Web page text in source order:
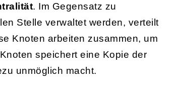
. Im Gegensatz zu
Stelle verwaltet werden, verteilt
Knoten arbeiten zusammen, um
speichert eine Kopie der
unmöglich macht.